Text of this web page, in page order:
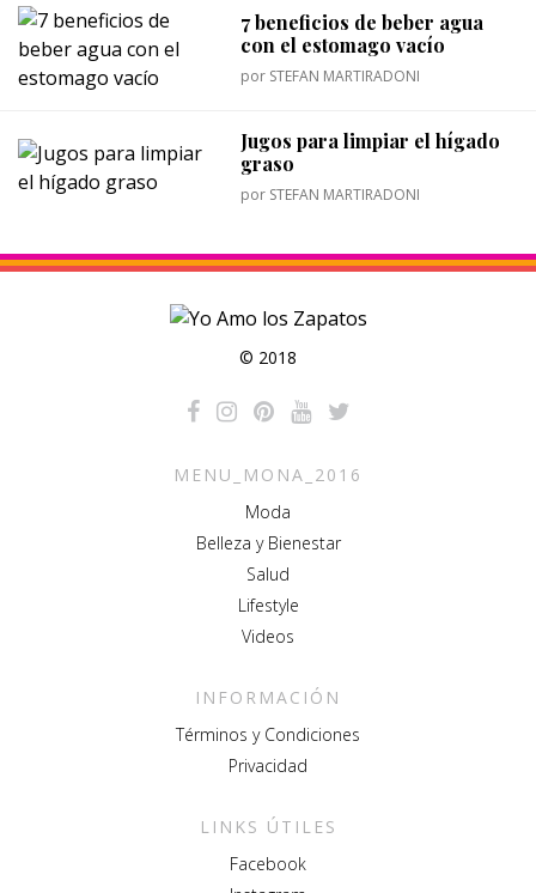
7 beneficios de beber agua
con el estomago vacío
por STEFAN MARTIRADONI
Jugos para limpiar el hígado
graso
por STEFAN MARTIRADONI
© 2018
MENU_MONA_2016
Moda
Belleza y Bienestar
Salud
Lifestyle
Videos
INFORMACIÓN
Términos y Condiciones
Privacidad
LINKS ÚTILES
Facebook